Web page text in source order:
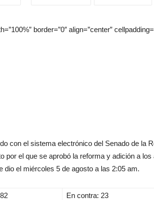
border=”0″ align=”center”
con el sistema electrónico del Senado de la
por el que se aprobó la reforma y adición a
dio el miércoles 5 de agosto a las 2:05 am.
En contra: 23